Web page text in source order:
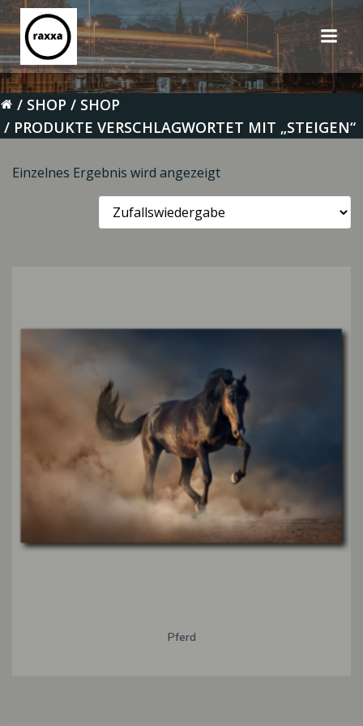
Zum
Inhalt
springen
SHOP
SHOP
PRODUKTE VERSCHLAGWORTET MIT „STEIGEN“
Einzelnes Ergebnis wird angezeigt
Pferd